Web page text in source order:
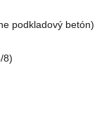
podkladový betón)
8)